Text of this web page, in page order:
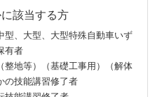
該当する方
型、大型、大型特殊自動車いず
有者
整地等）（基礎工事用）（解体
の技能講習修了者